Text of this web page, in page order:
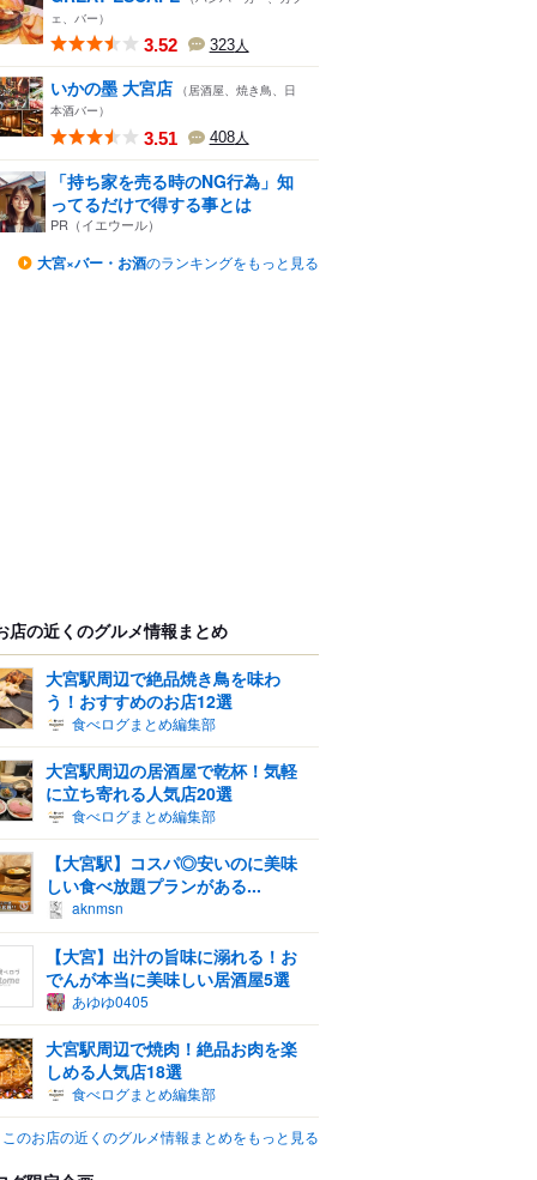
ェ、バー）
3.52 323人
いかの墨 大宮店 （居酒屋、焼き鳥、日
本酒バー）
3.51 408人
「持ち家を売る時のNG行為」知
ってるだけで得する事とは
PR（イエウール）
大宮×バー・お酒のランキングをもっと見る
店の近くのグルメ情報まとめ
大宮駅周辺で絶品焼き鳥を味わ
う！おすすめのお店12選
食べログまとめ編集部
大宮駅周辺の居酒屋で乾杯！気軽
に立ち寄れる人気店20選
食べログまとめ編集部
【大宮駅】コスパ◎安いのに美味
しい食べ放題プランがある...
aknmsn
【大宮】出汁の旨味に溺れる！お
でんが本当に美味しい居酒屋5選
あゆゆ0405
大宮駅周辺で焼肉！絶品お肉を楽
しめる人気店18選
食べログまとめ編集部
このお店の近くのグルメ情報まとめをもっと見る